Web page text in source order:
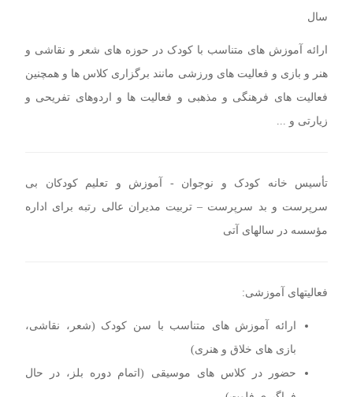
سال
ارائه آموزش های متناسب با کودک در حوزه های شعر و نقاشی و
هنر و بازی و فعالیت های ورزشی مانند برگزاری کلاس ها و همچنین
فعالیت های فرهنگی و مذهبی و فعالیت ها و اردوهای تفریحی و
زیارتی و ...
تأسیس خانه کودک و نوجوان - آموزش و تعلیم کودکان بی
سرپرست و بد سرپرست – تربیت مدیران عالی رتبه برای اداره
مؤسسه در سالهای آتی
فعالیتهای آموزشی:
ارائه آموزش های متناسب با سن کودک (شعر، نقاشی،
بازی های خلاق و هنری)
حضور در کلاس های موسیقی (اتمام دوره بلز، در حال